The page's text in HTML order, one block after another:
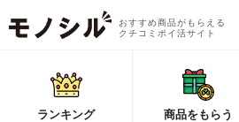
おすすめ商品がもらえる
クチコミポイ活サイト
ランキング 商品をもらう